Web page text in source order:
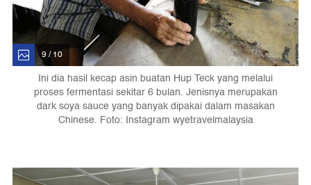
9 / 10
Ini dia hasil kecap asin buatan Hup Teck yang melalui
proses fermentasi sekitar 6 bulan. Jenisnya merupakan
dark soya sauce yang banyak dipakai dalam masakan
Chinese. Foto: Instagram wyetravelmalaysia